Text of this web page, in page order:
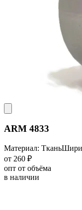
ARM 4833
Материал: Ткань
от 260 ₽
опт от объёма
в наличии